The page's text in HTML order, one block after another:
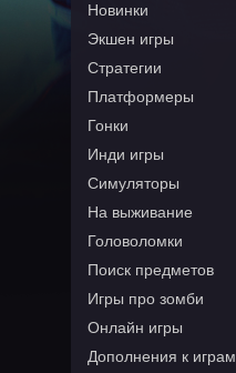
Новинки
Экшен игры
Стратегии
Платформеры
Гонки
Инди игры
Симуляторы
На выживание
Головоломки
Поиск предметов
Игры про зомби
Онлайн игры
Дополнения к играм